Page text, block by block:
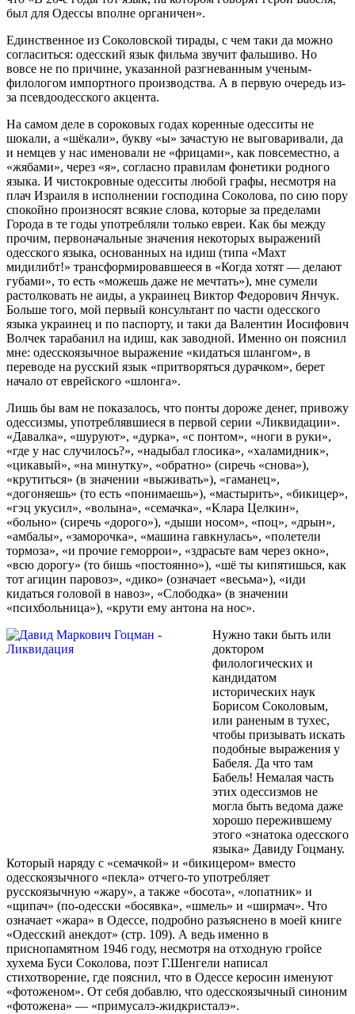
был для Одессы вполне органичен».
Единственное из Соколовской тирады, с чем таки да можно
согласиться: одесский язык фильма звучит фальшиво. Но
вовсе не по причине, указанной разгневанным ученым-
филологом импортного производства. А в первую очередь из-
за псевдоодесского акцента.
На самом деле в сороковых годах коренные одесситы не
шокали, а «шёкали», букву «ы» зачастую не выговаривали, да
и немцев у нас именовали не «фрицами», как повсеместно, а
«жябами», через «я», согласно правилам фонетики родного
языка. И чистокровные одесситы любой графы, несмотря на
плач Израиля в исполнении господина Соколова, по сию пору
спокойно произносят всякие слова, которые за пределами
Города в те годы употребляли только евреи. Как бы между
прочим, первоначальные значения некоторых выражений
одесского языка, основанных на идиш (типа «Махт
мидилибт!» трансформировавшееся в «Когда хотят — делают
губами», то есть «можешь даже не мечтать»), мне сумели
растолковать не аиды, а украинец Виктор Федорович Янчук.
Больше того, мой первый консультант по части одесского
языка украинец и по паспорту, и таки да Валентин Иосифович
Волчек тарабанил на идиш, как заводной. Именно он пояснил
мне: одесскоязычное выражение «кидаться шлангом», в
переводе на русский язык «притворяться дурачком», берет
начало от еврейского «шлонга».
Лишь бы вам не показалось, что понты дороже денег, привожу
одессизмы, употреблявшиеся в первой серии «Ликвидации».
«Давалка», «шуруют», «дурка», «с понтом», «ноги в руки»,
«где у нас случилось?», «надыбал глосика», «халамидник»,
«цикавый», «на минутку», «обратно» (сиречь «снова»),
«крутиться» (в значении «выживать»), «гаманец»,
«догоняешь» (то есть «понимаешь»), «мастырить», «бикицер»,
«гэц укусил», «волына», «семачка», «Клара Целкин»,
«больно» (сиречь «дорого»), «дыши носом», «поц», «дрын»,
«амбалы», «заморочка», «машина гавкнулась», «полетели
тормоза», «и прочие геморрои», «здрасьте вам через окно»,
«всю дорогу» (то бишь «постоянно»), «шё ты кипятишься, как
тот агицин паровоз», «дико» (означает «весьма»), «иди
кидаться головой в навоз», «Слободка» (в значении
«психбольница»), «крути ему антона на нос».
Нужно таки быть или
доктором
филологических и
кандидатом
исторических наук
Борисом Соколовым,
или раненым в тухес,
чтобы призывать искать
подобные выражения у
Бабеля. Да что там
Бабель! Немалая часть
этих одессизмов не
могла быть ведома даже
хорошо пережившему
этого «знатока одесского
языка» Давиду Гоцману.
Который наряду с «семачкой» и «бикицером» вместо
одесскоязычного «пекла» отчего-то употребляет
русскоязычную «жару», а также «босота», «лопатник» и
«щипач» (по-одесски «босявка», «шмель» и «ширмач». Что
означает «жара» в Одессе, подробно разъяснено в моей книге
«Одесский анекдот» (стр. 109). А ведь именно в
приснопамятном 1946 году, несмотря на отходную гройсе
хухема Буси Соколова, поэт Г.Шенгели написал
стихотворение, где пояснил, что в Одессе керосин именуют
«фотоженом». От себя добавлю, что одесскоязычный синоним
«фотожена» — «примусалэ-жидкристалэ».